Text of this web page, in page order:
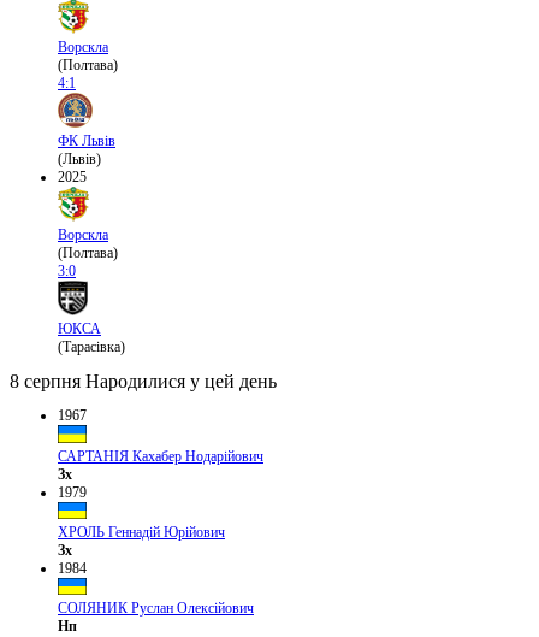
Ворскла
(Полтава)
4:1
ФК Львів
(Львів)
2025
Ворскла
(Полтава)
3:0
ЮКСА
(Тарасівка)
8 серпня Народилися у цей день
1967
САРТАНІЯ Кахабер Нодарійович
Зх
1979
ХРОЛЬ Геннадій Юрійович
Зх
1984
СОЛЯНИК Руслан Олексійович
Нп